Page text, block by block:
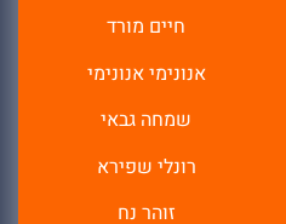
חיים מורד
אנונימי אנונימי
שמחה גבאי
רונלי שפירא
זוהר נח